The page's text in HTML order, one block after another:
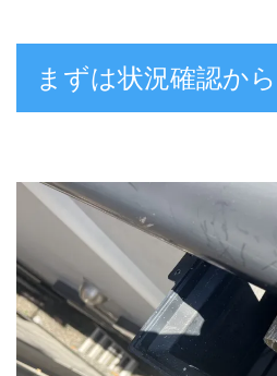
まずは状況確認から